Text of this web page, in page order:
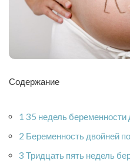
Содержание
1 35 недель беременности
2 Беременность двойней
3 Тридцать пять недель